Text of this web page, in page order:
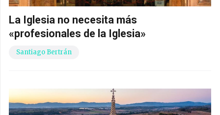
La Iglesia no necesita más
«profesionales de la Iglesia»
Santiago Bertrán